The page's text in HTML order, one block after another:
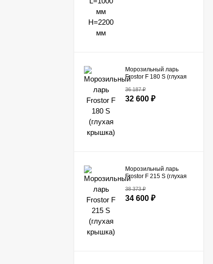
Морозильный ларь
Frostor F 180 S (глухая
36 187₽
32 600 ₽
Морозильный ларь
Frostor F 215 S (глухая
38 373₽
34 600 ₽